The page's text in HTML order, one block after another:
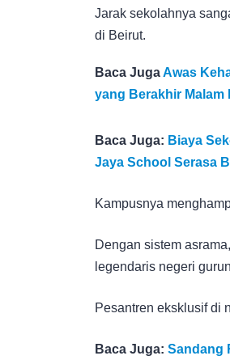
Jarak sekolahnya
di Beirut.
Baca JugaAwas
yang Berakhir Malam
Baca Juga: Biaya
Jaya School Serasa
Kampusnya
Dengan sistem
legendaris negeri
Pesantren eksklusif di
Baca Juga: Sandang